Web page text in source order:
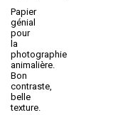
Papier
génial
pour
la
photographie
animalière.
Bon
contraste,
belle
texture.